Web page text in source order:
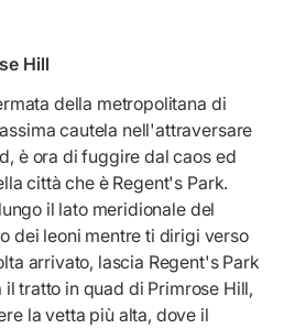
Hill
della metropolitana di
cautela nell'attraversare
è ora di fuggire dal caos ed
città che è Regent's Park.
il lato meridionale del
dei leoni mentre ti dirigi verso
arrivato, lascia Regent's Park
tratto in quad di Primrose Hill,
la vetta più alta, dove il